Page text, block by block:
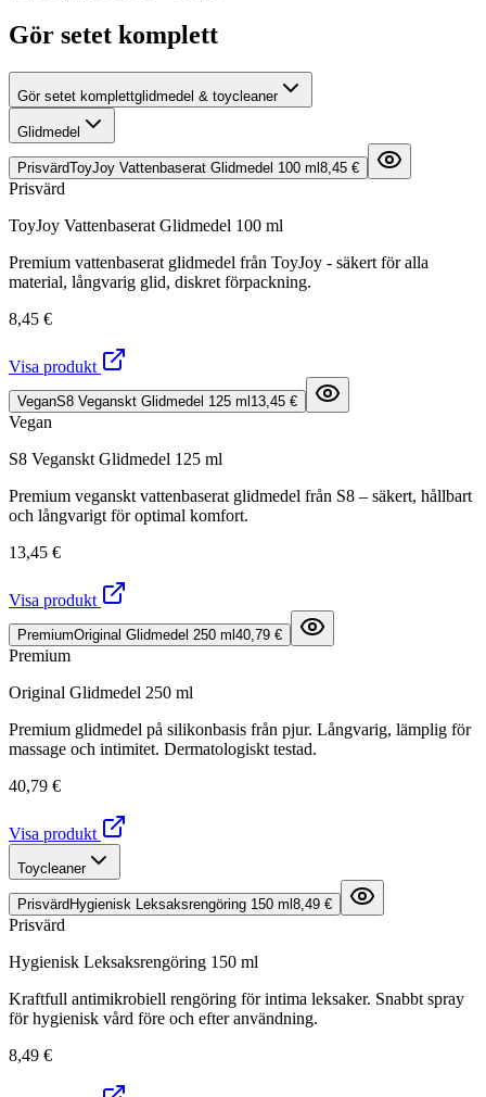
Gör setet komplett
Gör setet komplettglidmedel & toycleaner
Glidmedel
PrisvärdToyJoy Vattenbaserat Glidmedel 100 ml 8,45 €
Prisvärd
ToyJoy Vattenbaserat Glidmedel 100 ml
Premium vattenbaserat glidmedel från ToyJoy - säkert för alla
material, långvarig glid, diskret förpackning.
8,45 €
Visa produkt
VeganS8 Veganskt Glidmedel 125 ml 13,45 €
Vegan
S8 Veganskt Glidmedel 125 ml
Premium veganskt vattenbaserat glidmedel från S8 – säkert, hållbart
och långvarigt för optimal komfort.
13,45 €
Visa produkt
PremiumOriginal Glidmedel 250 ml 40,79 €
Premium
Original Glidmedel 250 ml
Premium glidmedel på silikonbasis från pjur. Långvarig, lämplig för
massage och intimitet. Dermatologiskt testad.
40,79 €
Visa produkt
Toycleaner
Prisvärd Hygienisk Leksaksrengöring 150 ml 8,49 €
Prisvärd
Hygienisk Leksaksrengöring 150 ml
Kraftfull antimikrobiell rengöring för intima leksaker. Snabbt spray
för hygienisk vård före och efter användning.
8,49 €